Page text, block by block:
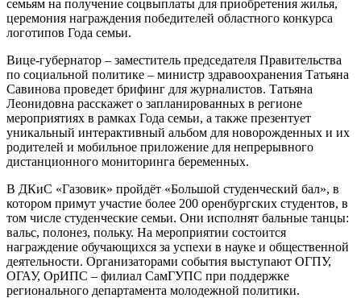
семьям на получение соцвыплаты для приобретения жилья,
церемония награждения победителей областного конкурса
логотипов Года семьи.
Вице-губернатор – заместитель председателя Правительства
по социальной политике – министр здравоохранения Татьяна
Савинова проведет брифинг для журналистов. Татьяна
Леонидовна расскажет о запланированных в регионе
мероприятиях в рамках Года семьи, а также презентует
уникальный интерактивный альбом для новорожденных и их
родителей и мобильное приложение для непрерывного
дистанционного мониторинга беременных.
В ДКиС «Газовик» пройдёт «Большой студенческий бал», в
котором примут участие более 200 оренбургских студентов, в
том числе студенческие семьи. Они исполнят бальные танцы:
вальс, полонез, польку. На мероприятии состоится
награждение обучающихся за успехи в науке и общественной
деятельности. Организаторами события выступают ОГПУ,
ОГАУ, ОрИПС – филиал СамГУПС при поддержке
регионального департамента молодежной политики.